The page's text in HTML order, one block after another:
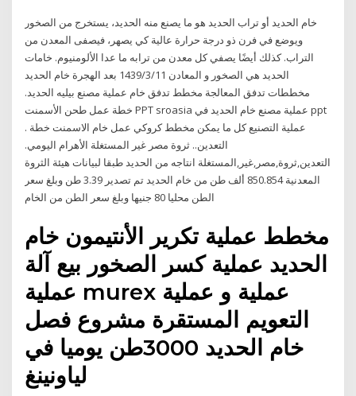
خام الحديد أو تراب الحديد هو ما يصنع منه الحديد، يستخرج من الصخور
ويوضع في فرن ذو درجة حرارة عالية كي يصهر، فيصفى المعدن من
التراب. كذلك أيضًا يصفي كل معدن من ترابه ما عدا الألومنيوم. خامات
الحديد هي الصخور و المعادن 11‏‏/3‏‏/1439 بعد الهجرة خام الحديد
مخططات تدفق المعالجة مخطط تدفق خام عملية مصنع بيليه الحديد.
خطة عمل طحن الأسمنت PPT sroasia عملية مصنع خام الحديد في ppt
عملية التصنيع كل ما يمكن مخطط كروكي عمل خام الاسمنت خطة .
التعدين.. ثروة مصر غير المستغلة الأهرام اليومي.
التعدين,ثروة,مصر,غير,المستغلة انتاجه من الحديد طبقا لبيانات هيئة الثروة
المعدنية 850.854 ألف طن من خام الحديد تم تصدير 3.39 طن وبلغ سعر
الطن محليا 80 جنيها وبلغ سعر الطن من الخام
مخطط عملية تكرير الأنتيمون خام
الحديد عملية كسر الصخور بيع آلة
عملية murex عملية و عملية
التعويم المستقرة مشروع فصل
خام الحديد 3000طن يوميا في